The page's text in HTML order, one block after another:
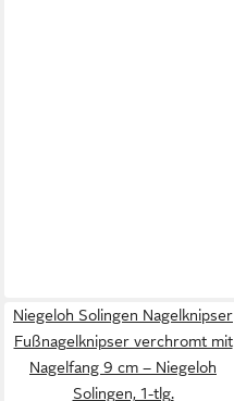
Niegeloh Solingen Nagelknipser
Fußnagelknipser verchromt mit
Nagelfang 9 cm – Niegeloh
Solingen, 1-tlg.